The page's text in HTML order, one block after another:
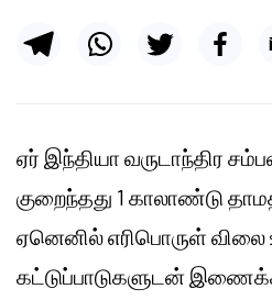
ஏர் இந்தியா வருடாந்திர
குறைந்தது 1 காலாண்டு
ஏனெனில் எரிபொருள் விலை
கட்டுப்பாடுகளுடன்